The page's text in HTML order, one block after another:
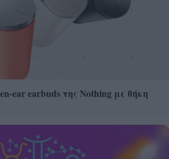
ear earbuds της Nothing με θήκη